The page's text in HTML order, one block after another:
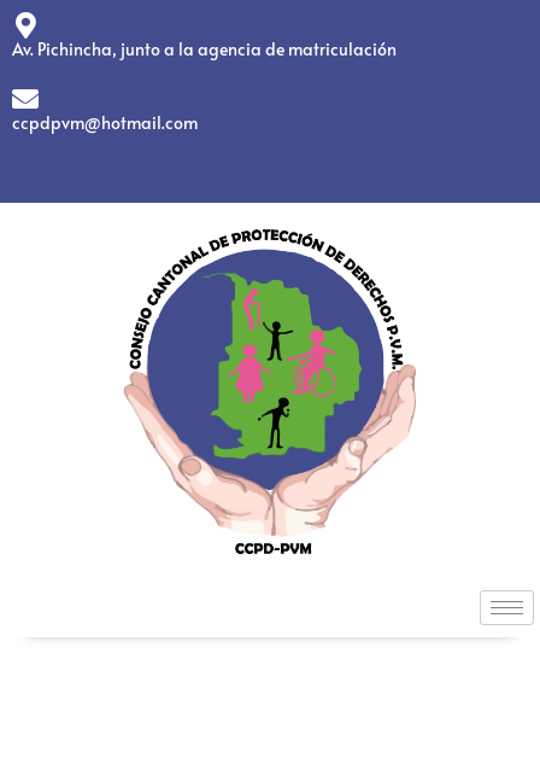
Av. Pichincha, junto a la agencia de matriculación
ccpdpvm@hotmail.com